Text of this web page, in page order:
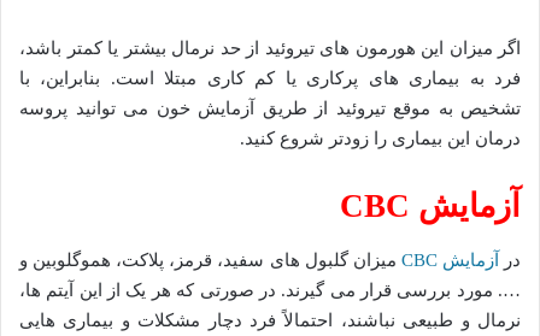
اگر میزان این هورمون های تیروئید از حد نرمال بیشتر یا کمتر باشد،
فرد به بیماری های پرکاری یا کم کاری مبتلا است. بنابراین، با
تشخیص به موقع تیروئید از طریق آزمایش خون می توانید پروسه
درمان این بیماری را زودتر شروع کنید.
آزمایش CBC
در آزمایش CBC
میزان گلبول های سفید، قرمز، پلاکت، هموگلوبین و
…. مورد بررسی قرار می گیرند. در صورتی که هر یک از این آیتم ها،
نرمال و طبیعی نباشند، احتمالاً فرد دچار مشکلات و بیماری هایی